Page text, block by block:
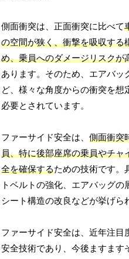
側面衝突は、正面衝突に比べて
の空間が狭く、衝撃を吸収する
め、乗員へのダメージリスクが
あります。そのため、エアバッ
ど、様々な角度からの衝突を想
必要とされています。
ファーサイド安全は、側面衝突
員、特に後部座席の乗員やチャ
全を確保するための技術です。
トベルトの強化、エアバッグの
シート構造の改良などが挙げら
ファーサイド安全は、近年注目
安全技術であり、今後ますます